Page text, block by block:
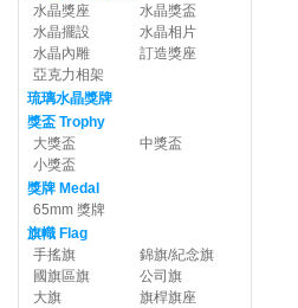
水晶獎座
水晶獎盃
水晶擺設
水晶相片
水晶內雕
訂造獎座
亞克力相架
琉璃水晶獎牌
獎盃 Trophy
大獎盃
中獎盃
小獎盃
獎牌 Medal
65mm 獎牌
旗幟 Flag
手搖旗
錦旗/紀念旗
國旗區旗
公司旗
大旗
旗桿旗座